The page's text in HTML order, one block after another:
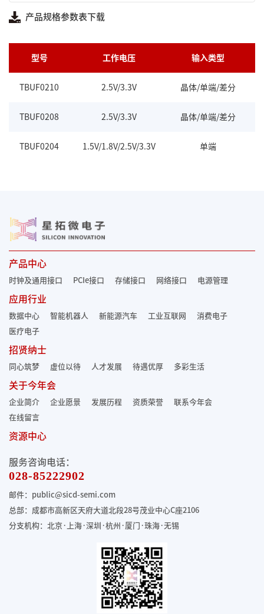
产品规格参数表下载
型号 工作电压 输入类型
TBUF0210 2.5V/3.3V 晶体/单端/差分
TBUF0208 2.5V/3.3V 晶体/单端/差分
TBUF0204 1.5V/1.8V/2.5V/3.3V 单端
产品中心
时钟及通用接口 PCIe接口 存储接口 网络接口 电源管理
应用行业
数据中心 智能机器人 新能源汽车 工业互联网
消费电子
医疗电子
招贤纳士
同心筑梦 虚位以待 人才发展 待遇优厚 多彩生活
关于今年会
企业简介 企业愿景 发展历程 资质荣誉
联系今年会
在线留言
资源中心
服务咨询电话：
028-85222902
邮件：public@sicd-semi.com
总部：成都市高新区天府大道北段28号茂业中心C座2106
分支机构：北京·上海·深圳·杭州·厦门·珠海·无锡